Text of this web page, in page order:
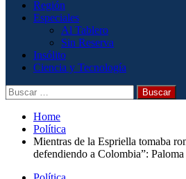
Región
Especiales
Al Tablero
Sin Reserva
Insólito
Ciencia y Tecnología
Home
Política
Mientras de la Espriella tomaba
defendiendo a Colombia”: Paloma